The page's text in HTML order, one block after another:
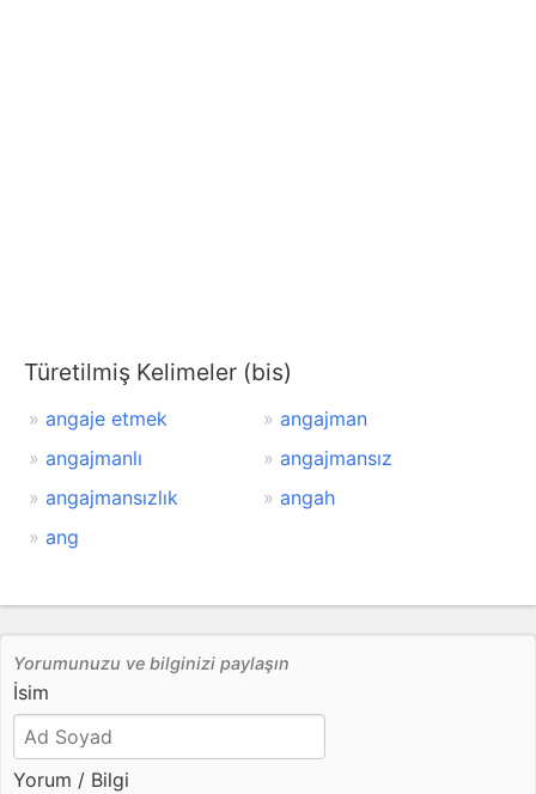
Türetilmiş Kelimeler (bis)
angaje etmek
angajman
angajmanlı
angajmansız
angajmansızlık
angah
ang
Yorumunuzu ve bilginizi paylaşın
İsim
Yorum / Bilgi